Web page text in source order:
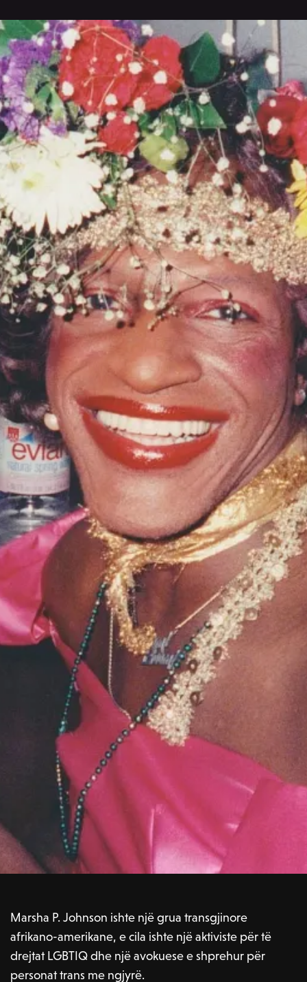
Marsha P. Johnson ishte një grua transgjinore
afrikano-amerikane, e cila ishte një aktiviste për të
drejtat LGBTIQ dhe një avokuese e shprehur për
personat trans me ngjyrë.